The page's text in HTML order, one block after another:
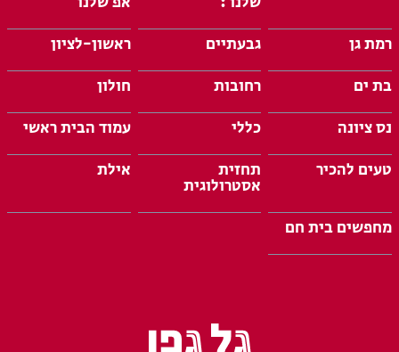
רמת גן
גבעתיים
ראשון-לציון
בת ים
רחובות
חולון
נס ציונה
כללי
עמוד הבית ראשי
טעים להכיר
תחזית
אסטרולוגית
אילת
מחפשים בית חם